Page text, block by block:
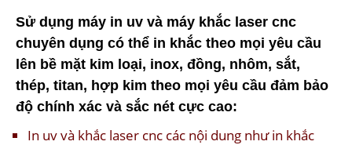
Sử dụng máy in uv và máy khắc laser cnc
chuyên dụng có thể in khắc theo mọi yêu cầu
lên bề mặt kim loại, inox, đồng, nhôm, sắt,
thép, titan, hợp kim theo mọi yêu cầu đảm bảo
độ chính xác và sắc nét cực cao:
In uv và khắc laser cnc các nội dung như in khắc